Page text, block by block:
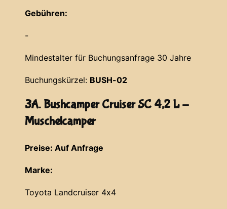
Gebühren:
-
Mindestalter für Buchungsanfrage 30 Jahre
Buchungskürzel: BUSH-02
3A. Bushcamper Cruiser SC 4,2 L -
Muschelcamper
Preise: Auf Anfrage
Marke:
Toyota Landcruiser 4x4